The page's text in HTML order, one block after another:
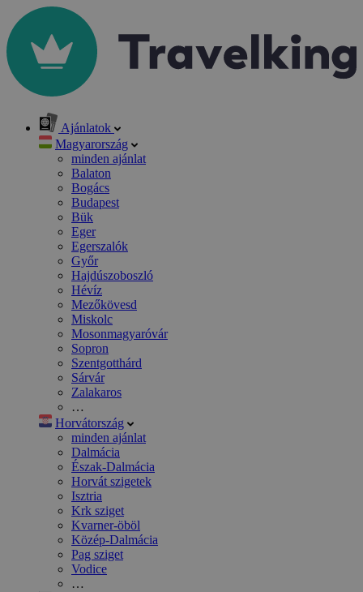
Ajánlatok
Magyarország
minden ajánlat
Balaton
Bogács
Budapest
Bük
Eger
Egerszalók
Győr
Hajdúszoboszló
Hévíz
Mezőkövesd
Miskolc
Mosonmagyaróvár
Sopron
Szentgotthárd
Sárvár
Zalakaros
…
Horvátország
minden ajánlat
Dalmácia
Észak-Dalmácia
Horvát szigetek
Isztria
Krk sziget
Kvarner-öböl
Közép-Dalmácia
Pag sziget
Vodice
…